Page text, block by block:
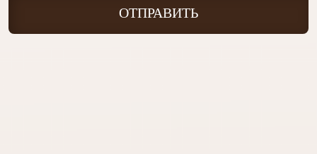
ОТПРАВИТЬ